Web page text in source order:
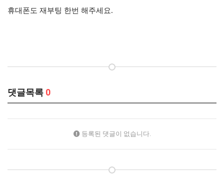
휴대폰도 재부팅 한번 해주세요.
댓글목록 0
등록된 댓글이 없습니다.